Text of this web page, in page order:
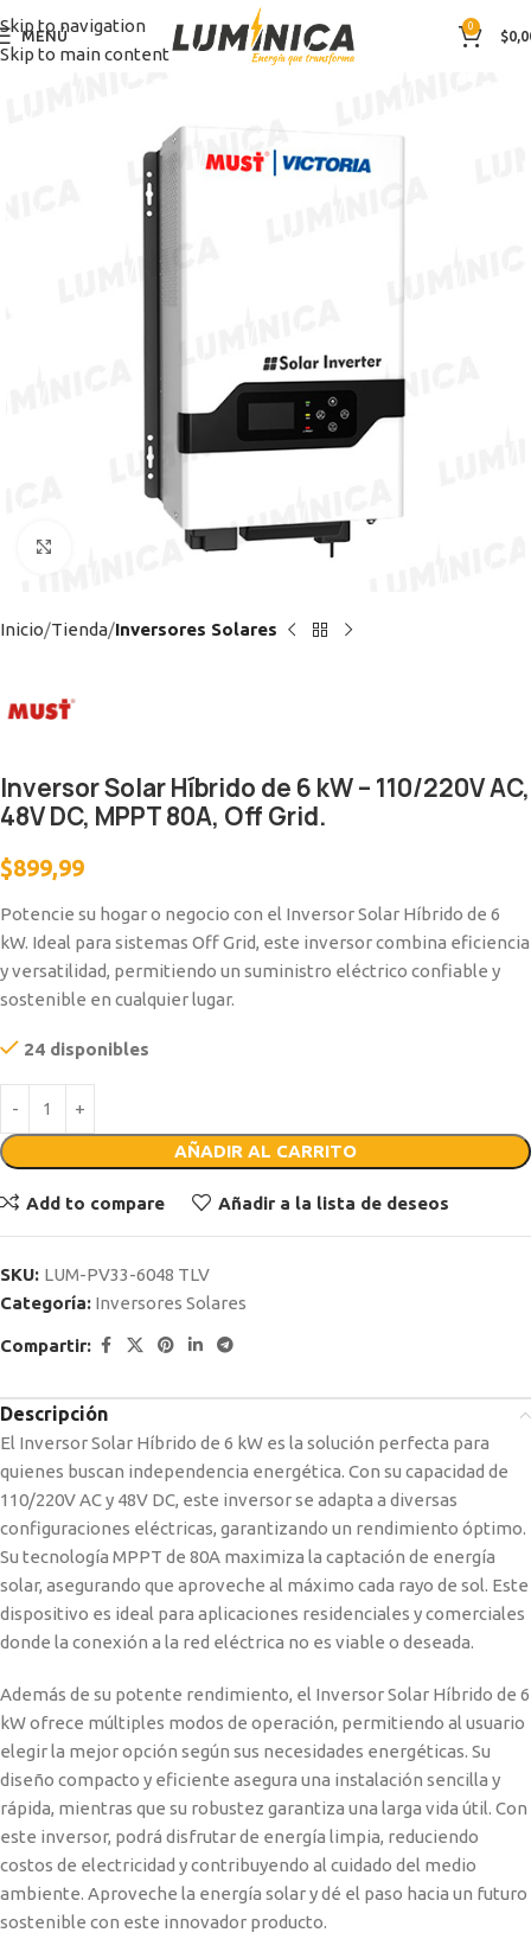
Skip to navigation
Skip to main content
MENÚ
0
$
Clic para ampliar
Inicio Tienda Inversores Solares
Inversor Solar Híbrido de 6 kW – 110/220V AC,
48V DC, MPPT 80A, Off Grid.
$899,99
Potencie su hogar o negocio con el Inversor Solar Híbrido de 6
kW. Ideal para sistemas Off Grid, este inversor combina eficiencia
y versatilidad, permitiendo un suministro eléctrico confiable y
sostenible en cualquier lugar.
24 disponibles
AÑADIR AL CARRITO
Add to compare Añadir a la lista de deseos
SKU: LUM-PV33-6048 TLV
Categoría: Inversores Solares
Compartir:
Descripción
El Inversor Solar Híbrido de 6 kW es la solución perfecta para
quienes buscan independencia energética. Con su capacidad de
110/220V AC y 48V DC, este inversor se adapta a diversas
configuraciones eléctricas, garantizando un rendimiento óptimo.
Su tecnología MPPT de 80A maximiza la captación de energía
solar, asegurando que aproveche al máximo cada rayo de sol. Este
dispositivo es ideal para aplicaciones residenciales y comerciales
donde la conexión a la red eléctrica no es viable o deseada.
Además de su potente rendimiento, el Inversor Solar Híbrido de 6
kW ofrece múltiples modos de operación, permitiendo al usuario
elegir la mejor opción según sus necesidades energéticas. Su
diseño compacto y eficiente asegura una instalación sencilla y
rápida, mientras que su robustez garantiza una larga vida útil. Con
este inversor, podrá disfrutar de energía limpia, reduciendo
costos de electricidad y contribuyendo al cuidado del medio
ambiente. Aproveche la energía solar y dé el paso hacia un futuro
sostenible con este innovador producto.